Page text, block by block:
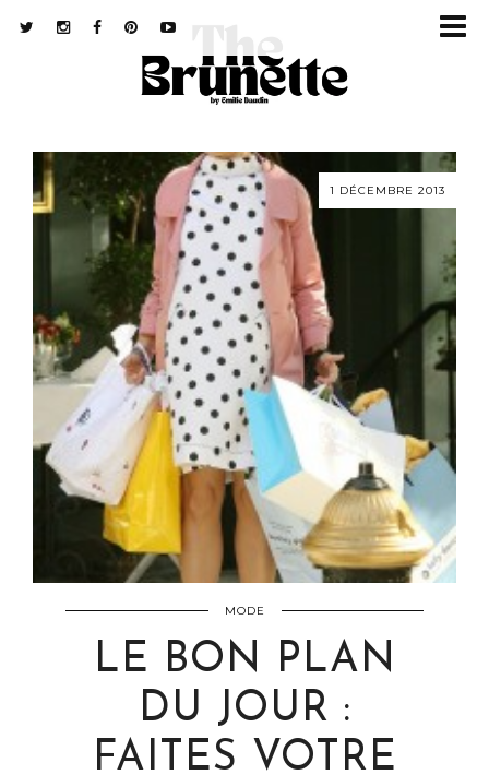
1 DÉCEMBRE 2013
MODE
LE BON PLAN
DU JOUR :
FAITES VOTRE